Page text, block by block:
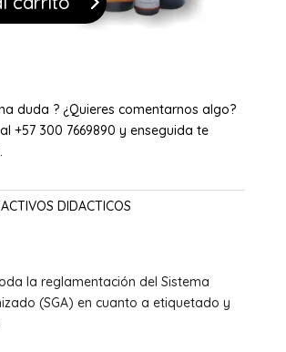
duda ? ¿Quieres comentarnos algo?
+57 300 7669890 y enseguida te
DIDACTICOS
la reglamentación del Sistema
(SGA) en cuanto a etiquetado y